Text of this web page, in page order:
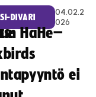
DIVARI
04.02.2
026
HaHe–
ei